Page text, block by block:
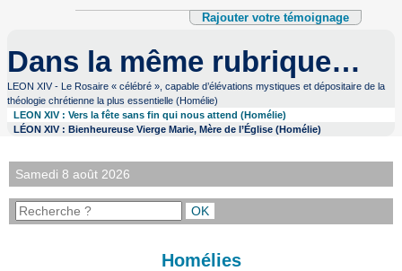
Rajouter votre témoignage
Dans la même rubrique…
LEON XIV - Le Rosaire « célébré », capable d’élévations mystiques et dépositaire de la
théologie chrétienne la plus essentielle (Homélie)
LEON XIV : Vers la fête sans fin qui nous attend (Homélie)
LÉON XIV : Bienheureuse Vierge Marie, Mère de l’Église (Homélie)
Samedi 8 août 2026
Homélies